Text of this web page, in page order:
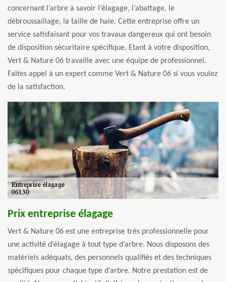
concernant l’arbre à savoir l’élagage, l’abattage, le
débroussaillage, la taille de haie. Cette entreprise offre un
service satisfaisant pour vos travaux dangereux qui ont besoin
de disposition sécuritaire spécifique. Etant à votre disposition,
Vert & Nature 06 travaille avec une équipe de professionnel.
Faites appel à un expert comme Vert & Nature 06 si vous voulez
de la satisfaction.
Prix entreprise élagage
Vert & Nature 06 est une entreprise très professionnelle pour
une activité d’élagage à tout type d’arbre. Nous disposons des
matériels adéquats, des personnels qualifiés et des techniques
spécifiques pour chaque type d’arbre. Notre prestation est de